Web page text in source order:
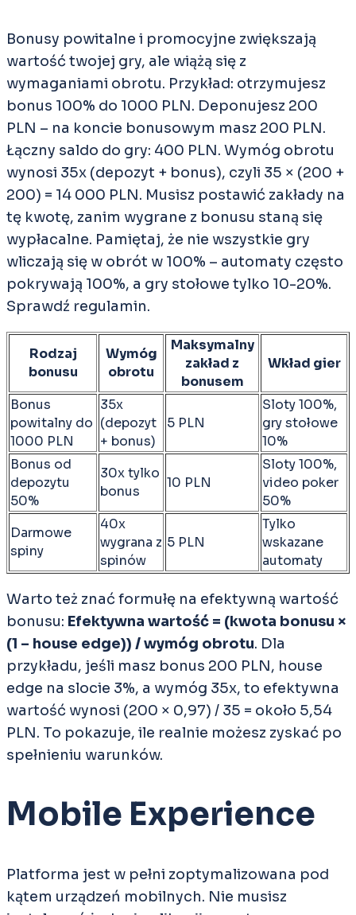
Bonusy powitalne i promocyjne zwiększają
wartość twojej gry, ale wiążą się z
wymaganiami obrotu. Przykład: otrzymujesz
bonus 100% do 1000 PLN. Deponujesz 200
PLN – na koncie bonusowym masz 200 PLN.
Łączny saldo do gry: 400 PLN. Wymóg obrotu
wynosi 35x (depozyt + bonus), czyli 35 × (200 +
200) = 14 000 PLN. Musisz postawić zakłady na
tę kwotę, zanim wygrane z bonusu staną się
wypłacalne. Pamiętaj, że nie wszystkie gry
wliczają się w obrót w 100% – automaty często
pokrywają 100%, a gry stołowe tylko 10-20%.
Sprawdź regulamin.
Rodzaj
bonusu
Wymóg
obrotu
Maksymalny
zakład z
bonusem
Wkład gier
Bonus
powitalny do
1000 PLN
35x
(depozyt
+ bonus)
5 PLN
Sloty 100%,
gry stołowe
10%
Bonus od
depozytu
50%
30x tylko
bonus
10 PLN
Sloty 100%,
video poker
50%
Darmowe
spiny
40x
wygrana z
spinów
5 PLN
Tylko
wskazane
automaty
Warto też znać formułę na efektywną wartość
bonusu: Efektywna wartość = (kwota bonusu ×
(1 – house edge)) / wymóg obrotu. Dla
przykładu, jeśli masz bonus 200 PLN, house
edge na slocie 3%, a wymóg 35x, to efektywna
wartość wynosi (200 × 0,97) / 35 = około 5,54
PLN. To pokazuje, ile realnie możesz zyskać po
spełnieniu warunków.
Mobile Experience
Platforma jest w pełni zoptymalizowana pod
kątem urządzeń mobilnych. Nie musisz